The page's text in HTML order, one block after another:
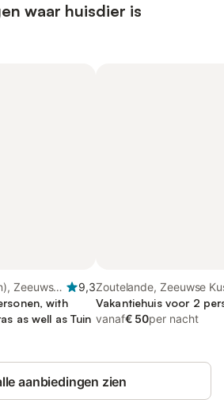
waar huisdier is
Zeeuwse
9,3
with
as well as Tuin
Zoutelande, Zeeuwse
Vakantiehuis voor 2
vanaf€ 50per nacht
aanbiedingen zien